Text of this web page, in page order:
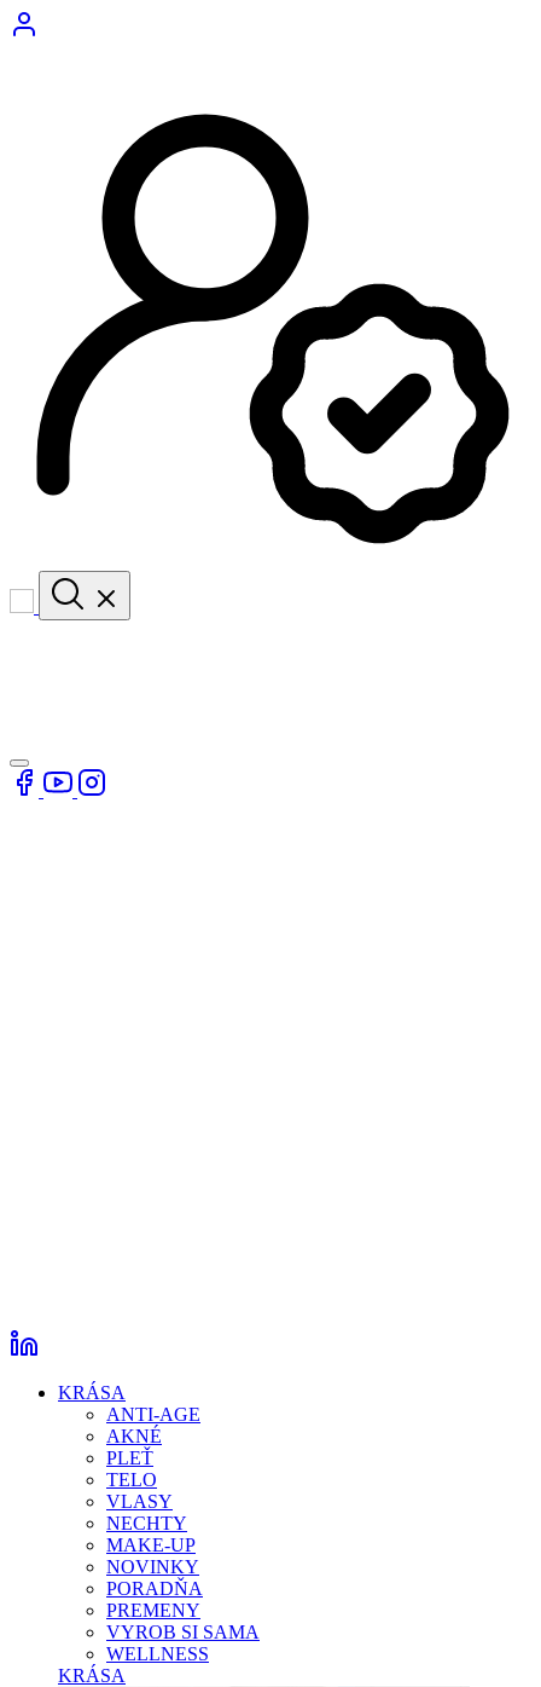
KRÁSA
ANTI-AGE
AKNÉ
PLEŤ
TELO
VLASY
NECHTY
MAKE-UP
NOVINKY
PORADŇA
PREMENY
VYROB SI SAMA
WELLNESS
KRÁSA